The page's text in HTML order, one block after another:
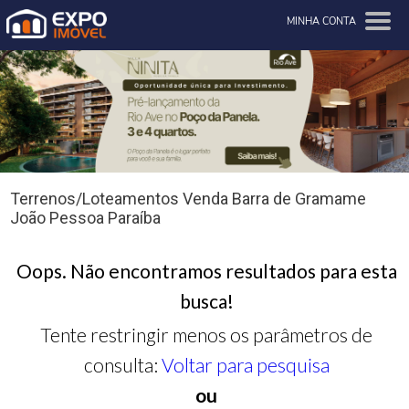
MINHA CONTA
Terrenos/Loteamentos Venda Barra de Gramame
João Pessoa Paraíba
Oops. Não encontramos resultados para esta
busca!
Tente restringir menos os parâmetros de
consulta: Voltar para pesquisa
ou